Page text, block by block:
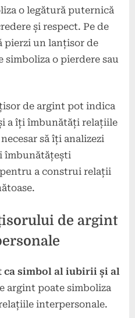
o legătură puternică
și respect. Pe de
pierzi un lanțisor de
o pierdere sau
de argint pot indica
a îți îmbunătăți relațiile
să îți analizezi
îmbunătățești
a construi relații
de argint
simbol al iubirii și al
argint poate simboliza
interpersonale.